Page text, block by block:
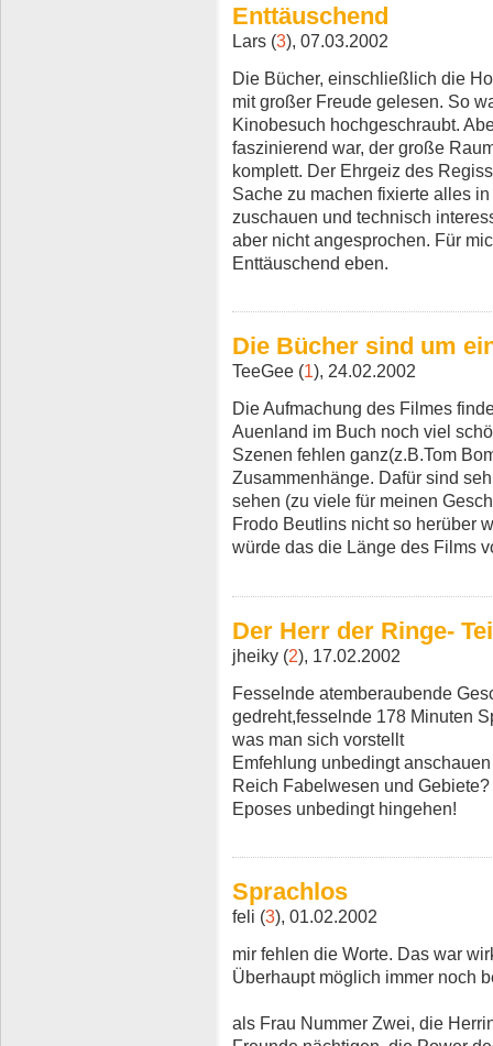
Enttäuschend
Lars (3), 07.03.2002
Die Bücher, einschließlich die
mit großer Freude gelesen. So
Kinobesuch hochgeschraubt.
faszinierend war, der große
komplett. Der Ehrgeiz des
Sache zu machen fixierte alles
zuschauen und technisch
aber nicht angesprochen. Für
Enttäuschend eben.
Die Bücher sind um
TeeGee (1), 24.02.2002
Die Aufmachung des Filmes
Auenland im Buch noch viel
Szenen fehlen ganz(z.B.Tom
Zusammenhänge. Dafür sind
sehen (zu viele für meinen
Frodo Beutlins nicht so herüber
würde das die Länge des Films
Der Herr der Ringe-
jheiky (2), 17.02.2002
Fesselnde atemberaubende
gedreht,fesselnde 178 Minuten
was man sich vorstellt
Emfehlung unbedingt
Reich Fabelwesen und
Eposes unbedingt hingehen!
Sprachlos
feli (3), 01.02.2002
mir fehlen die Worte. Das war
Überhaupt möglich immer noch
als Frau Nummer Zwei, die